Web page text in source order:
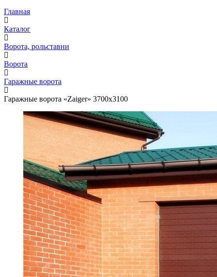
Главная
Каталог
Ворота, рольставни
Ворота
Гаражные ворота
Гаражные ворота «Zaiger» 3700x3100